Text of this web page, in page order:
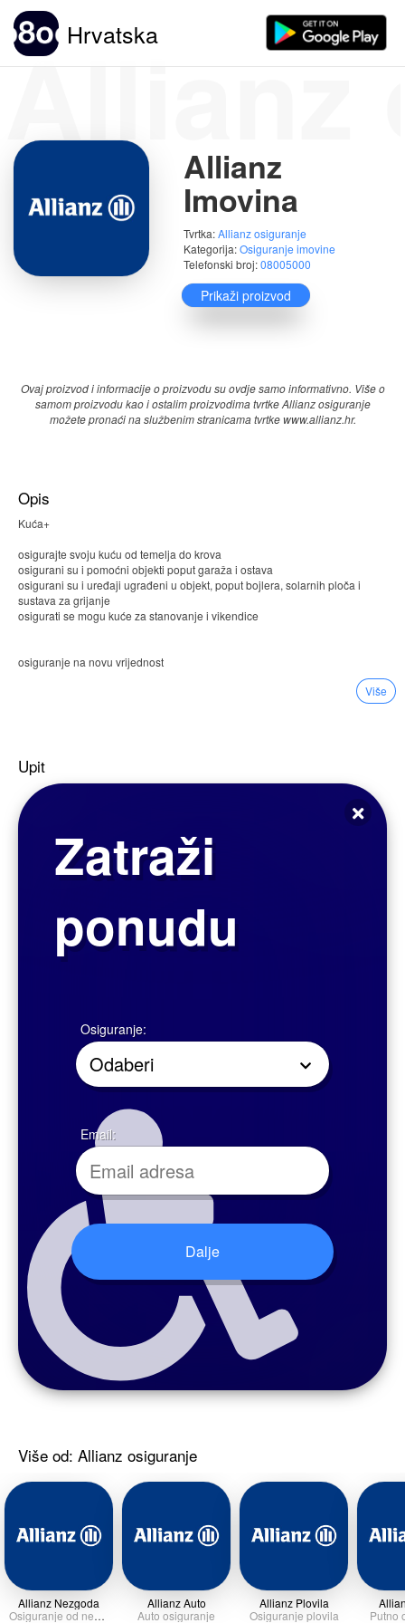
Hrvatska
Allianz
Allianz
Imovina
Tvrtka:Allianz osiguranje
Kategorija:Osiguranje imovine
Telefonski broj:08005000
Ocjene:
(1)
Prikaži proizvod
Ovaj proizvod i informacije o proizvodu su ovdje samo informativno. Više o
samom proizvodu kao i ostalim proizvodima tvrtke Allianz osiguranje
možete pronaći na službenim stranicama tvrtke www.allianz.hr.
Opis
Kuća+
osigurajte svoju kuću od temelja do krova
osigurani su i pomoćni objekti poput garaža i ostava
osigurani su i uređaji ugrađeni u objekt, poput bojlera, solarnih ploča i
sustava za grijanje
osigurati se mogu kuće za stanovanje i vikendice
osiguranje na novu vrijednost
osigurani i pomoćni objekti (brojila za struju, plin i vodu, ograde, antene,
vodovodnih i kanalizacijskih cijevi...
temeljno, prošireno ili optimalno pokriće, moguće su kombinacije vašeg
osiguranja Kuća+
kao vlasnik osigurajte se od odgovornosti iz vlasništva objekta prema
trećim osobama
Optimalno pokriće Kuće+ uključuje osiguranje od svih rizika „All risk“ –
pored imenovanih opasnosti poput požara, udara groma, eksplozije, izljeva
vode itd, osiguranje se proširuje i na ostale neimenovane opasnosti, a koje
Više
Upit
Više od: Allianz osiguranje
Allianz Nezgoda
Osiguranje od nezgode
Allianz Auto
Auto osiguranje
Allianz Plovila
Osiguranje plovila
Putno